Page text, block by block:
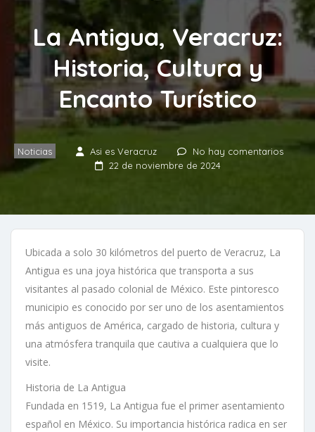
La Antigua, Veracruz:
Historia, Cultura y
Encanto Turístico
Noticias Asi es Veracruz
No hay comentarios
22 de noviembre de 2024
Ubicada a solo 30 kilómetros del puerto de Veracruz, La
Antigua es una joya histórica que transporta a sus
visitantes al pasado colonial de México. Este pintoresco
municipio es conocido por ser uno de los asentamientos
más antiguos de América, cargado de historia, cultura y
una atmósfera tranquila que cautiva a cualquiera que lo
visite.
Historia de La Antigua
Fundada en 1519, La Antigua fue el primer asentamiento
español en México. Su importancia histórica radica en ser